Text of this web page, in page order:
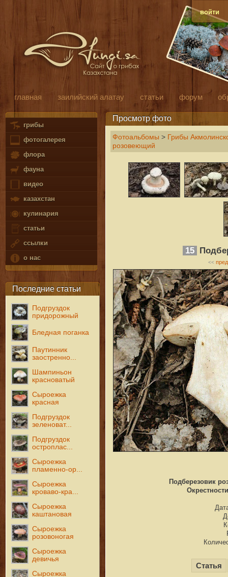
войти
главная заилийский алатау статьи форум
грибы
фотогалерея
флора
фауна
видео
казахстан
кулинария
статьи
ссылки
о нас
Последние статьи
Подгруздок
придорожный
Бледная поганка
Паутинник
заостренно...
Шампиньон
красноватый
Сыроежка
красная
Подгруздок
зеленоват...
Подгруздок
остроплас...
Сыроежка
пламенно-ор...
Сыроежка
кроваво-кра...
Сыроежка
каштановая
Сыроежка
розовоногая
Сыроежка
девичья
Сыроежка
Просмотр фото
Фотоальбомы > Грибы
розовеющий
15
<<
Подберезовик
Статья